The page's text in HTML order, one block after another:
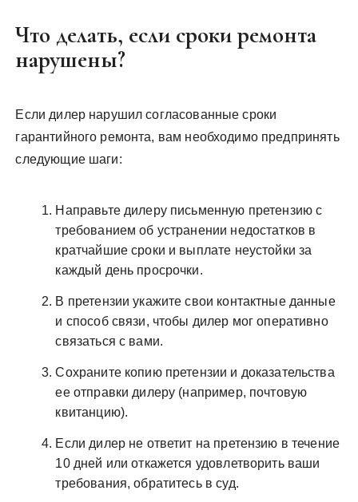
Что делать, если сроки ремонта
нарушены?
Если дилер нарушил согласованные сроки
гарантийного ремонта, вам необходимо предпринять
следующие шаги:
Направьте дилеру письменную претензию с
требованием об устранении недостатков в
кратчайшие сроки и выплате неустойки за
каждый день просрочки.
В претензии укажите свои контактные данные
и способ связи, чтобы дилер мог оперативно
связаться с вами.
Сохраните копию претензии и доказательства
ее отправки дилеру (например, почтовую
квитанцию).
Если дилер не ответит на претензию в течение
10 дней или откажется удовлетворить ваши
требования, обратитесь в суд.